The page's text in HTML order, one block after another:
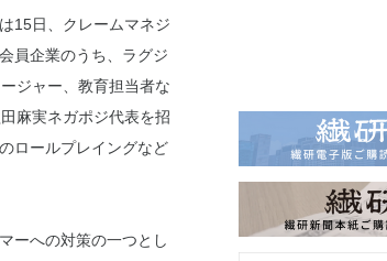
15日、クレームマネジ
員企業のうち、ラグジ
ジャー、教育担当者な
麻実ネガポジ代表を招
ロールプレイングなど
ーへの対策の一つとし